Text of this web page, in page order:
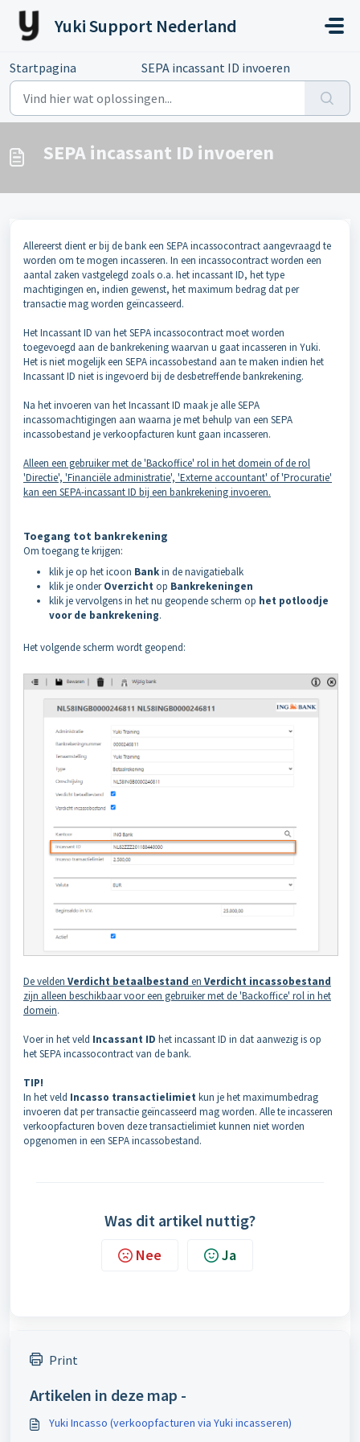
Doorgaan naar hoofdinhoud
Yuki Support Nederland
Startpagina SEPA incassant ID invoeren
SEPA incassant ID invoeren
Allereerst dient er bij de bank een SEPA incassocontract aangevraagd te
worden om te mogen incasseren. In een incassocontract worden een
aantal zaken vastgelegd zoals o.a. het incassant ID, het type
machtigingen en, indien gewenst, het maximum bedrag dat per
transactie mag worden geïncasseerd.
Het Incassant ID van het SEPA incassocontract moet worden
toegevoegd aan de bankrekening waarvan u gaat incasseren in Yuki.
Het is niet mogelijk een SEPA incassobestand aan te maken indien het
Incassant ID niet is ingevoerd bij de desbetreffende bankrekening.
Na het invoeren van het Incassant ID maak je alle SEPA
incassomachtigingen aan waarna je met behulp van een SEPA
incassobestand je verkoopfacturen kunt gaan incasseren.
Alleen een gebruiker met de 'Backoffice' rol in het domein of de rol
'Directie', 'Financiële administratie', 'Externe accountant' of 'Procuratie'
kan een SEPA-incassant ID bij een bankrekening invoeren.
Toegang tot bankrekening
Om toegang te krijgen:
klik je op het icoon Bankin de navigatiebalk
klik je onderOverzicht op Bankrekeningen
klik je vervolgens in het nu geopende scherm op het potloodje
voor de bankrekening.
Het volgende scherm wordt geopend:
De velden Verdicht betaalbestand en Verdicht incassobestand
zijn alleen beschikbaar voor een gebruiker met de 'Backoffice' rol in het
domein.
Voer in het veld Incassant ID het incassant ID in dat aanwezig is op
het SEPA incassocontract van de bank.
TIP!
In het veld Incasso transactielimiet kun je het maximumbedrag
invoeren dat per transactie geïncasseerd mag worden. Alle te incasseren
verkoopfacturen boven deze transactielimiet kunnen niet worden
opgenomen in een SEPA incassobestand.
Was dit artikel nuttig?
Nee Ja
Print
Artikelen in deze map -
Yuki Incasso (verkoopfacturen via Yuki incasseren)